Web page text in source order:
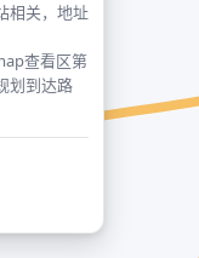
相关，地址
查看区第
划到达路